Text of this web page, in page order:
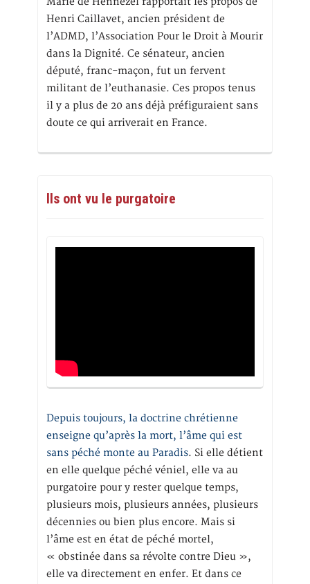
Henri Caillavet, ancien président de
l’ADMD, l’Association Pour le Droit à Mourir
dans la Dignité. Ce sénateur, ancien
député, franc-maçon, fut un fervent
militant de l’euthanasie. Ces propos tenus
il y a plus de 20 ans déjà préfiguraient sans
doute ce qui arriverait en France.
Ils ont vu le purgatoire
Depuis toujours, la doctrine chrétienne
enseigne qu’après la mort, l’âme qui est
sans péché monte au Paradis. Si elle détient
en elle quelque péché véniel, elle va au
purgatoire pour y rester quelque temps,
plusieurs mois, plusieurs années, plusieurs
décennies ou bien plus encore. Mais si
l’âme est en état de péché mortel,
« obstinée dans sa révolte contre Dieu »,
elle va directement en enfer. Et dans ce